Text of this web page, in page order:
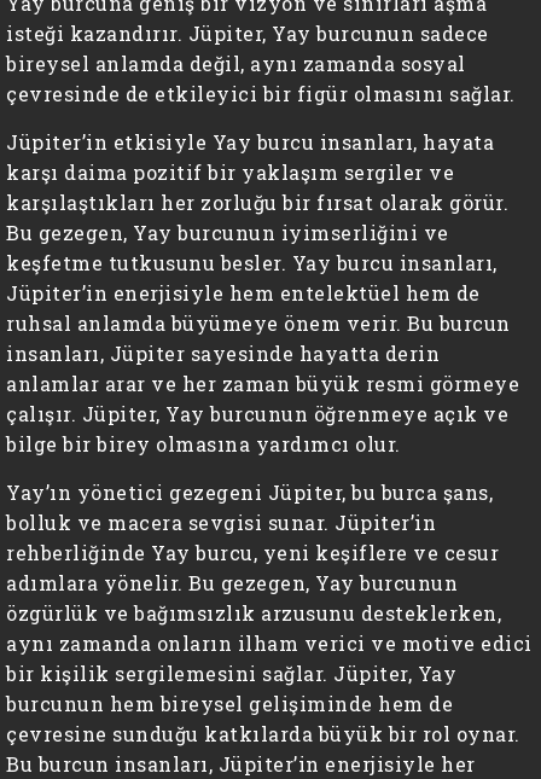
isteği kazandırır. Jüpiter, Yay burcunun sadece
bireysel anlamda değil, aynı zamanda sosyal
çevresinde de etkileyici bir figür olmasını sağlar.
Jüpiter’in etkisiyle Yay burcu insanları, hayata
karşı daima pozitif bir yaklaşım sergiler ve
karşılaştıkları her zorluğu bir fırsat olarak görür.
Bu gezegen, Yay burcunun iyimserliğini ve
keşfetme tutkusunu besler. Yay burcu insanları,
Jüpiter’in enerjisiyle hem entelektüel hem de
ruhsal anlamda büyümeye önem verir. Bu burcun
insanları, Jüpiter sayesinde hayatta derin
anlamlar arar ve her zaman büyük resmi görmeye
çalışır. Jüpiter, Yay burcunun öğrenmeye açık ve
bilge bir birey olmasına yardımcı olur.
Yay’ın yönetici gezegeni Jüpiter, bu burca şans,
bolluk ve macera sevgisi sunar. Jüpiter’in
rehberliğinde Yay burcu, yeni keşiflere ve cesur
adımlara yönelir. Bu gezegen, Yay burcunun
özgürlük ve bağımsızlık arzusunu desteklerken,
aynı zamanda onların ilham verici ve motive edici
bir kişilik sergilemesini sağlar. Jüpiter, Yay
burcunun hem bireysel gelişiminde hem de
çevresine sunduğu katkılarda büyük bir rol oynar.
Bu burcun insanları, Jüpiter’in enerjisiyle her